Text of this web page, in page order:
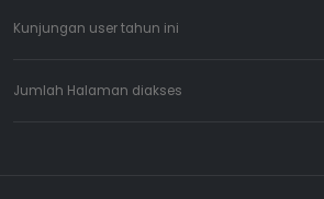
Kunjungan user tahun ini
Jumlah Halaman diakses